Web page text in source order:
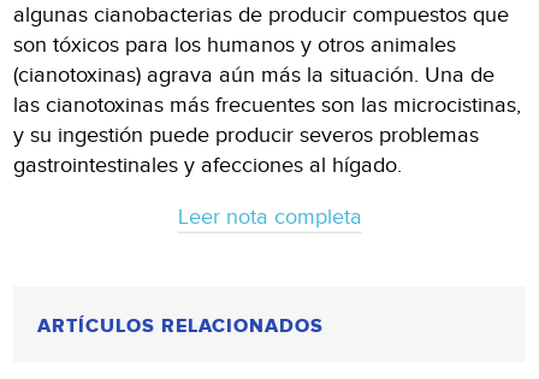
algunas cianobacterias de producir compuestos que
son tóxicos para los humanos y otros animales
(cianotoxinas) agrava aún más la situación. Una de
las cianotoxinas más frecuentes son las microcistinas,
y su ingestión puede producir severos problemas
gastrointestinales y afecciones al hígado.
Leer nota completa
ARTÍCULOS RELACIONADOS